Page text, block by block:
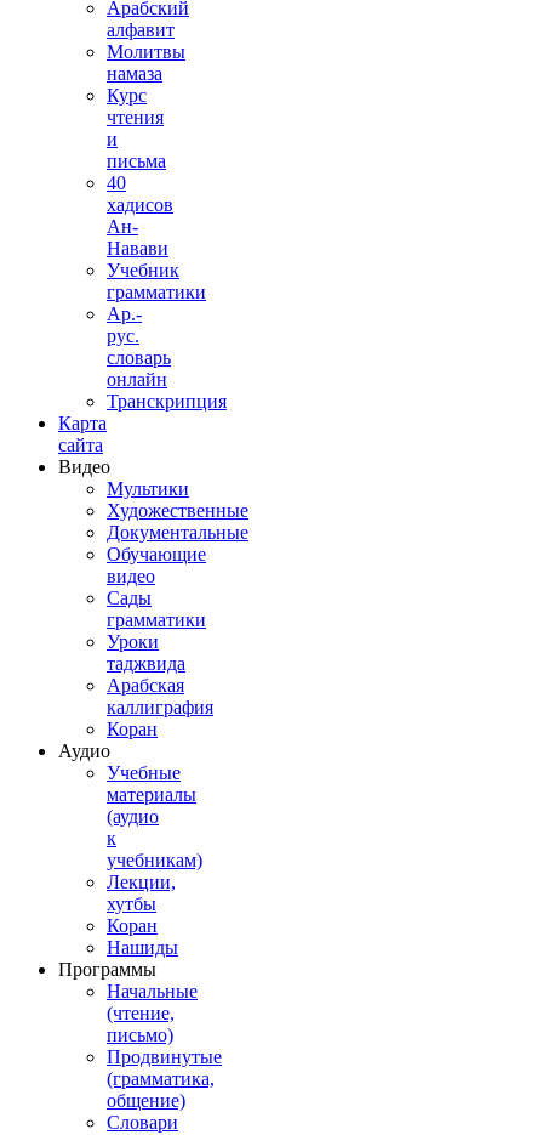
Арабский
алфавит
Молитвы
намаза
Курс
чтения
и
письма
40
хадисов
Ан-
Навави
Учебник
грамматики
Ар.-
рус.
словарь
онлайн
Транскрипция
Карта
сайта
Видео
Мультики
Художественные
Документальные
Обучающие
видео
Сады
грамматики
Уроки
таджвида
Арабская
каллиграфия
Коран
Аудио
Учебные
материалы
(аудио
к
учебникам)
Лекции,
хутбы
Коран
Нашиды
Программы
Начальные
(чтение,
письмо)
Продвинутые
(грамматика,
общение)
Словари